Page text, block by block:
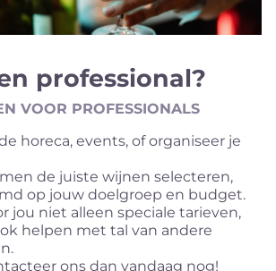
professional?
VOOR PROFESSIONALS
horeca, events, of organiseer je
de juiste wijnen selecteren,
op jouw doelgroep en budget.
jou niet alleen speciale tarieven,
helpen met tal van andere
ons dan vandaag nog!